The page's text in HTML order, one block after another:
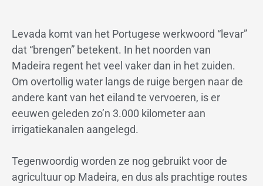
Levada komt van het Portugese werkwoord “levar”
dat “brengen” betekent. In het noorden van
Madeira regent het veel vaker dan in het zuiden.
Om overtollig water langs de ruige bergen naar de
andere kant van het eiland te vervoeren, is er
eeuwen geleden zo’n 3.000 kilometer aan
irrigatiekanalen aangelegd.
Tegenwoordig worden ze nog gebruikt voor de
agricultuur op Madeira, en dus als prachtige routes